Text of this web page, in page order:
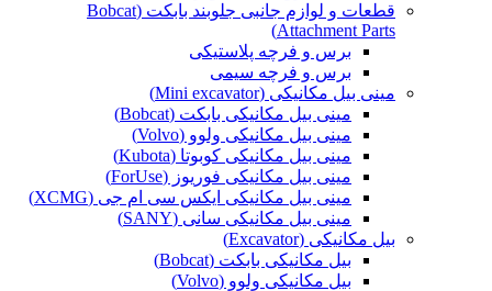
قطعات و لوازم جانبی جلوبند بابکت (Bobcat
Attachment Parts)
برس و فرچه پلاستیکی
برس و فرچه سیمی
مینی بیل مکانیکی (Mini excavator)
مینی بیل مکانیکی بابکت (Bobcat)
مینی بیل مکانیکی ولوو (Volvo)
مینی بیل مکانیکی کوبوتا (Kubota)
مینی بیل مکانیکی فوریوز (ForUse)
مینی بیل مکانیکی ایکس سی ام جی (XCMG)
مینی بیل مکانیکی سانی (SANY)
بیل مکانیکی (Excavator)
بیل مکانیکی بابکت (Bobcat)
بیل مکانیکی ولوو (Volvo)